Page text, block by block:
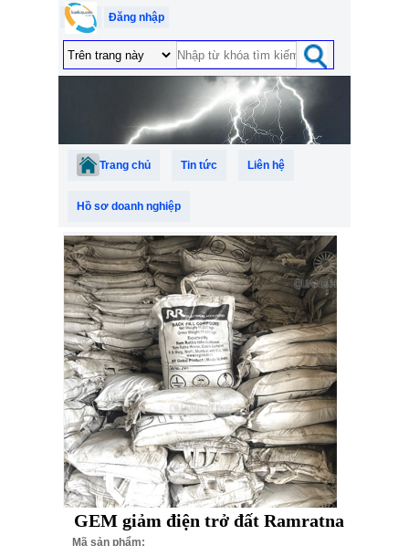
Đăng nhập
Trang chủ Tin tức Liên hệ
Hồ sơ doanh nghiệp
GEM giảm điện trở đất Ramratna
Mã sản phẩm: